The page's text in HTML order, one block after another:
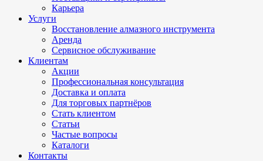
Карьера
Услуги
Восстановление алмазного инструмента
Аренда
Сервисное обслуживание
Клиентам
Акции
Профессиональная консультация
Доставка и оплата
Для торговых партнёров
Стать клиентом
Статьи
Частые вопросы
Каталоги
Контакты